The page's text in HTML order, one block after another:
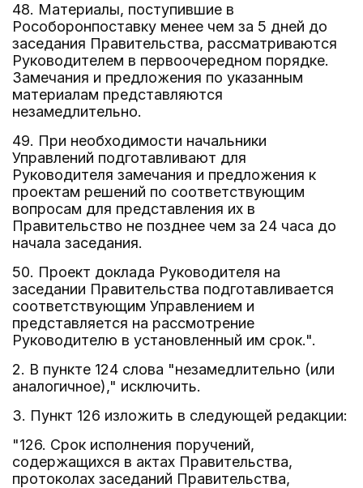
48. Материалы, поступившие в
Рособоронпоставку менее чем за 5 дней до
заседания Правительства, рассматриваются
Руководителем в первоочередном порядке.
Замечания и предложения по указанным
материалам представляются
незамедлительно.
49. При необходимости начальники
Управлений подготавливают для
Руководителя замечания и предложения к
проектам решений по соответствующим
вопросам для представления их в
Правительство не позднее чем за 24 часа до
начала заседания.
50. Проект доклада Руководителя на
заседании Правительства подготавливается
соответствующим Управлением и
представляется на рассмотрение
Руководителю в установленный им срок.".
2. В пункте 124 слова "незамедлительно (или
аналогичное)," исключить.
3. Пункт 126 изложить в следующей редакции:
"126. Срок исполнения поручений,
содержащихся в актах Правительства,
протоколах заседаний Правительства,